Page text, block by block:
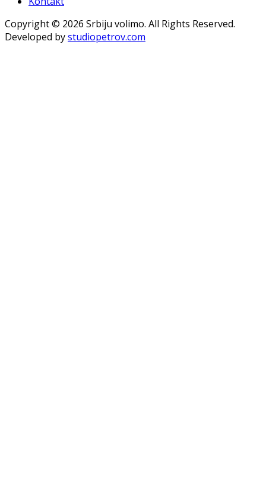
Copyright © 2026 Srbiju volimo. All Rights Reserved.
Developed bystudiopetrov.com